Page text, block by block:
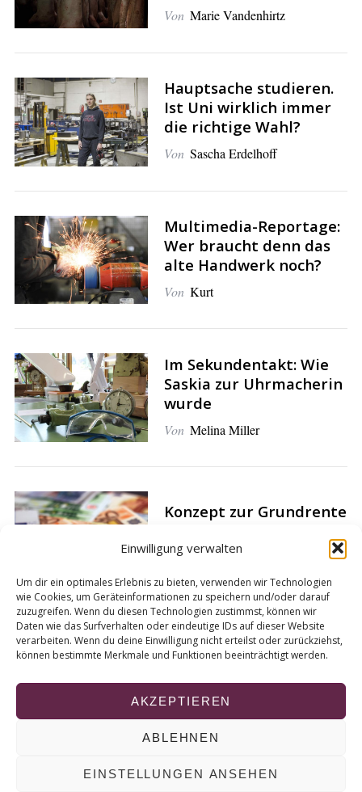
Einwilligung verwalten
Um dir ein optimales Erlebnis zu bieten, verwenden wir Technologien
wie Cookies, um Geräteinformationen zu speichern und/oder darauf
zuzugreifen. Wenn du diesen Technologien zustimmst, können wir
Daten wie das Surfverhalten oder eindeutige IDs auf dieser Website
verarbeiten. Wenn du deine Einwilligung nicht erteilst oder zurückziehst,
können bestimmte Merkmale und Funktionen beeinträchtigt werden.
AKZEPTIEREN
ABLEHNEN
EINSTELLUNGEN ANSEHEN
Von Marie Vandenhirtz
Hauptsache studieren.
Ist Uni wirklich immer
die richtige Wahl?
Von Sascha Erdelhoff
Multimedia-Reportage:
Wer braucht denn das
alte Handwerk noch?
Von Kurt
Im Sekundentakt: Wie
Saskia zur Uhrmacherin
wurde
Von Melina Miller
Konzept zur Grundrente
Von Marc Stephan
S
e